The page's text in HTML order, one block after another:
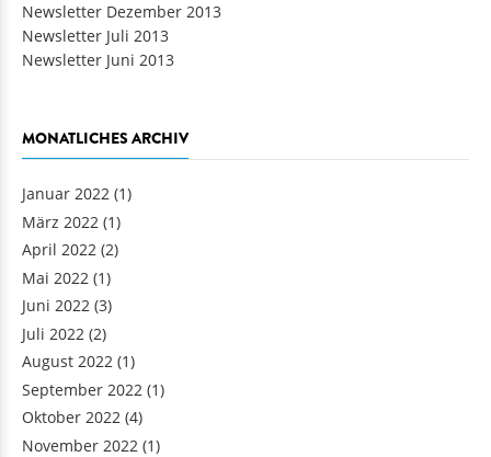
Newsletter Dezember 2013
Newsletter Juli 2013
Newsletter Juni 2013
MONATLICHES ARCHIV
Januar 2022 (1)
März 2022 (1)
April 2022 (2)
Mai 2022 (1)
Juni 2022 (3)
Juli 2022 (2)
August 2022 (1)
September 2022 (1)
Oktober 2022 (4)
November 2022 (1)